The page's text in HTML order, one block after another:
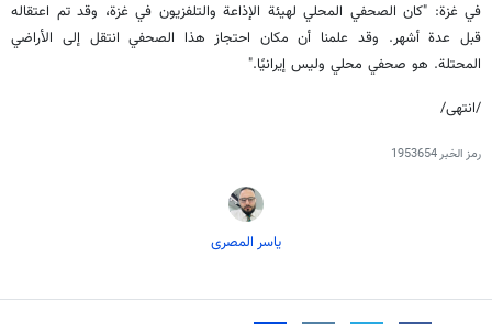
في غزة: "كان الصحفي المحلي لهيئة الإذاعة والتلفزيون في غزة، وقد تم اعتقاله
قبل عدة أشهر. وقد علمنا أن مكان احتجاز هذا الصحفي انتقل إلى الأراضي
المحتلة. هو صحفي محلي وليس إيرانيًا."
/انتهى/
رمز الخبر1953654
یاسر المصری